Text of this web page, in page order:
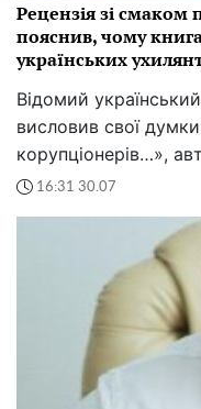
Рецензія зі
пояснив, чому
українських
Відомий
висловив свої
корупціонерів…»,
16:31 30.07